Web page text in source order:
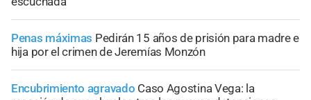
Penas máximas Pedirán 15 años de prisión para madre e
hija por el crimen de Jeremías Monzón
Encubrimiento agravado Caso Agostina Vega: la